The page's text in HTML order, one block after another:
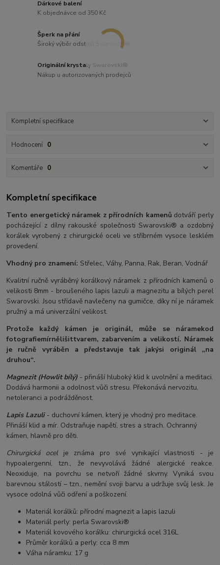
Dárkové balení
K objednávce od 350 Kč
Šperk na přání
Široký výběr odstínů Swarovski®
Originální krystaly Swarovski®
Nákup u autorizovaných prodejců
Kompletní specifikace
Hodnocení 0
Komentáře 0
Kompletní specifikace
Tento energetický náramek z přírodních kamenů dotváří perly
pocházející z dílny rakouské společnosti Swarovski® a ozdobný
korálek vyrobený z chirurgické oceli ve stříbrném vysoce lesklém
provedení.
Vhodný pro znamení: Střelec, Váhy, Panna, Rak, Beran, Vodnář
Kvalitní ručně vyráběný korálkový náramek z přírodních kamenů o
velikosti 8mm - broušeného lapis lazuli a magnezitu a bílých perel
Swarovski. Jsou střídavě navlečeny na gumičce, díky ní je náramek
pružný a má univerzální velikost.
Protože každý kámen je originál, může se náramekod
fotografiemírnělišittvarem, zabarvením a velikostí. Náramek
je ručně vyráběn a představuje tak jakýsi originál „na
druhou“.
Magnezit (Howlit bílý) - přináší hluboký klid k uvolnění a meditaci.
Dodává harmonii a odolnost vůči stresu. Překonává nervozitu,
netoleranci a podrážděnost.
Lapis Lazuli- duchovní kámen, který je vhodný pro meditace.
Přináší klid a mír. Odstraňuje napětí, stres a strach. Ochranný
kámen, hlavně pro děti.
Chirurgická ocelje známa pro své vynikající vlastnosti - je
hypoalergenní, tzn., že nevyvolává žádné alergické reakce.
Neoxiduje, na povrchu se netvoří žádné skvrny. Vyniká svou
barevnou stálostí – tzn., nemění svoji barvu a udržuje svůj lesk. Je
vysoce odolná vůči odření a poškození.
Materiál korálků: přírodní magnezit a lapis lazuli
Materiál perly: perla Swarovski®
Materiál kovového korálku: chirurgická ocel 316L
Průměr korálků a perly: cca 8 mm
Váha náramku: 17 g